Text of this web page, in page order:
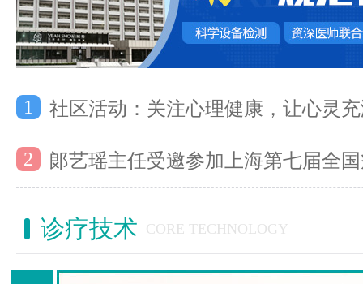
1 社区活动：关注心理健康，让心灵
2 郞艺瑶主任受邀参加上海第七届全
诊疗技术 CORE TECHNOLOGY